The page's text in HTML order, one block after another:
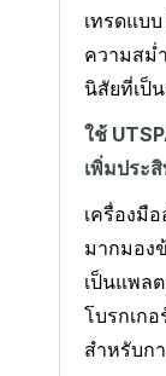
เทรดแบ
ความสม่
นิสัยที่เป็
ใช้
เพิ่มประ
เครื่องมื
มากมอง
เป็นแพล
โบรกเก
สำหรับก